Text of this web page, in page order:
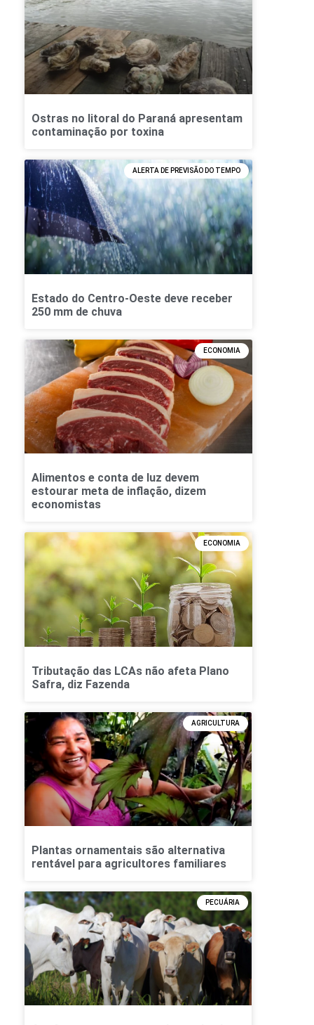
Ostras no litoral do Paraná apresentam
contaminação por toxina
ALERTA DE PREVISÃO DO TEMPO
Estado do Centro-Oeste deve receber
250 mm de chuva
ECONOMIA
Alimentos e conta de luz devem
estourar meta de inflação, dizem
economistas
ECONOMIA
Tributação das LCAs não afeta Plano
Safra, diz Fazenda
AGRICULTURA
Plantas ornamentais são alternativa
rentável para agricultores familiares
PECUÁRIA